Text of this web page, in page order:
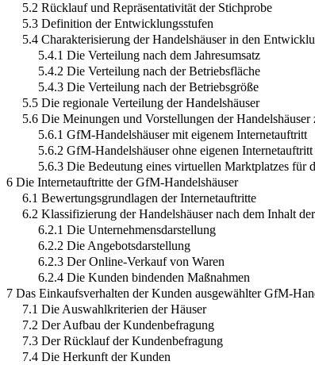
5.2 Rücklauf und Repräsentativität der Stichprobe
5.3 Definition der Entwicklungsstufen
5.4 Charakterisierung der Handelshäuser in den
5.4.1 Die Verteilung nach dem Jahresumsatz
5.4.2 Die Verteilung nach der Betriebsfläche
5.4.3 Die Verteilung nach der Betriebsgröße
5.5 Die regionale Verteilung der Handelshäuser
5.6 Die Meinungen und Vorstellungen der
5.6.1 GfM-Handelshäuser mit eigenem Internetauftritt
5.6.2 GfM-Handelshäuser ohne eigenen Internetauftritt
5.6.3 Die Bedeutung eines virtuellen Marktplatzes für
6 Die Internetauftritte der GfM-Handelshäuser
6.1 Bewertungsgrundlagen der Internetauftritte
6.2 Klassifizierung der Handelshäuser nach dem Inhalt
6.2.1 Die Unternehmensdarstellung
6.2.2 Die Angebotsdarstellung
6.2.3 Der Online-Verkauf von Waren
6.2.4 Die Kunden bindenden Maßnahmen
7 Das Einkaufsverhalten der Kunden ausgewählter GfM-
7.1 Die Auswahlkriterien der Häuser
7.2 Der Aufbau der Kundenbefragung
7.3 Der Rücklauf der Kundenbefragung
7.4 Die Herkunft der Kunden